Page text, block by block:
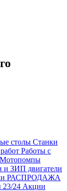
столы Станки
Работы с
Мотопомпы
и ЗИП двигатели
РАСПРОДАЖА
23/24 Акции